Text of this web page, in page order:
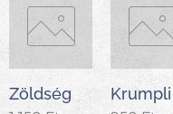
Zöldség Krumpli